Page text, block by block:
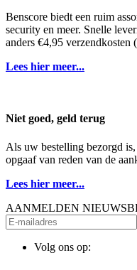
Benscore biedt een ruim
security en meer. Snelle
anders €4,95 verzendkosten
Lees hier meer...
Niet goed, geld terug
Als uw bestelling bezorgd
opgaaf van reden van de
Lees hier meer...
AANMELDEN
Volg ons op: